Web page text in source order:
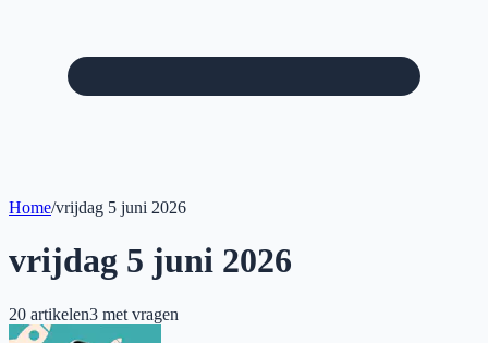
Home/vrijdag 5 juni 2026
vrijdag 5 juni 2026
20 artikelen3 met vragen